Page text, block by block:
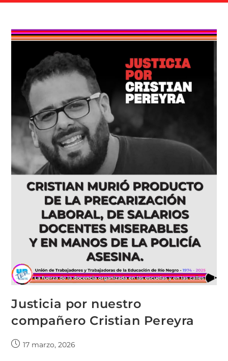
Justicia por nuestro
compañero Cristian Pereyra
17 marzo, 2026